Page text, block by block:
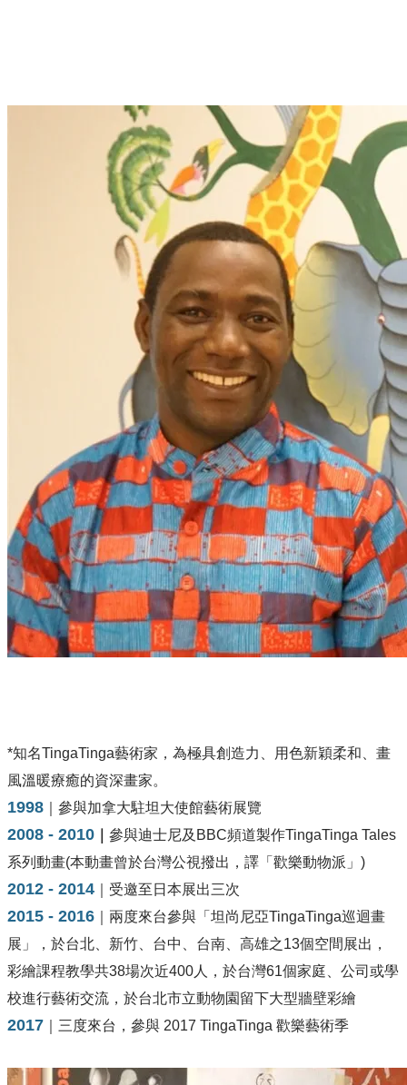
​*知名TingaTinga藝術家，為極具創造力、用色新穎柔和、畫
風溫暖療癒的資深畫家。
1998 ｜參與加拿大駐坦大使館藝術展覽
2008 - 2010
參與迪士尼及BBC頻道製作TingaTinga Tales
系列動畫(本動畫曾於台灣公視撥出，譯「歡樂動物派」)
2012 - 2014 ｜受邀至日本展出三次
2015 - 2016 ｜兩度來台參與「坦尚尼亞TingaTinga巡迴畫
展」，於台北、新竹、台中、台南、高雄之13個空間展出，
彩繪課程教學共38場次近400人，於台灣61個家庭、公司或學
校進行藝術交流，於台北市立動物園留下大型牆壁彩繪
2017 ｜三度來台，參與 2017 TingaTinga 歡樂藝術季 ​